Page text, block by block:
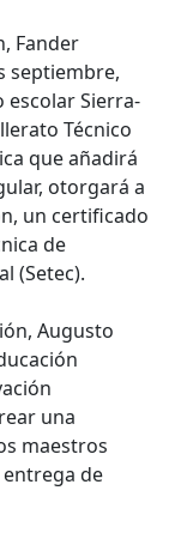
Fander
septiembre,
escolar Sierra-
Técnico
que añadirá
otorgará a
un certificado
de
(Setec).
Augusto
una
maestros
de